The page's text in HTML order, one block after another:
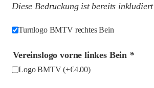
Diese Bedruckung ist bereits inkludiert
Turnlogo BMTV rechtes Bein
Vereinslogo vorne linkes Bein *
Logo BMTV(+€4.00)